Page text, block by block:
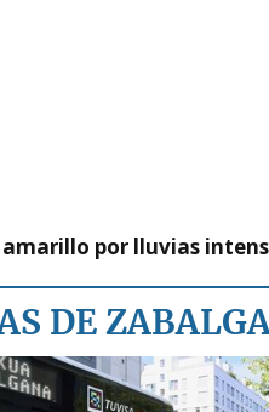
por lluvias
DE